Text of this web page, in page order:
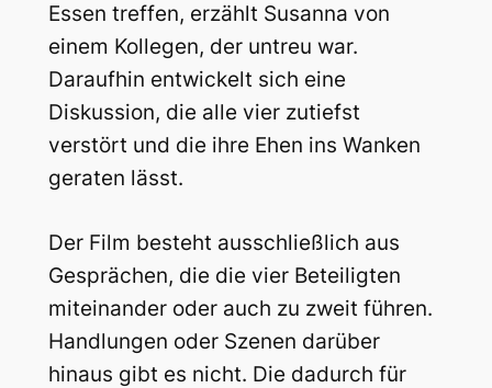
Essen treffen, erzählt Susanna von
einem Kollegen, der untreu war.
Daraufhin entwickelt sich eine
Diskussion, die alle vier zutiefst
verstört und die ihre Ehen ins Wanken
geraten lässt.
Der Film besteht ausschließlich aus
Gesprächen, die die vier Beteiligten
miteinander oder auch zu zweit führen.
Handlungen oder Szenen darüber
hinaus gibt es nicht. Die dadurch für